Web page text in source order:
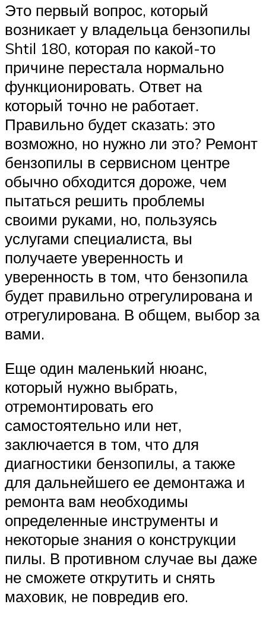
Это первый вопрос, который
возникает у владельца бензопилы
Shtil 180, которая по какой-то
причине перестала нормально
функционировать. Ответ на
который точно не работает.
Правильно будет сказать: это
возможно, но нужно ли это? Ремонт
бензопилы в сервисном центре
обычно обходится дороже, чем
пытаться решить проблемы
своими руками, но, пользуясь
услугами специалиста, вы
получаете уверенность и
уверенность в том, что бензопила
будет правильно отрегулирована и
отрегулирована. В общем, выбор за
вами.
Еще один маленький нюанс,
который нужно выбрать,
отремонтировать его
самостоятельно или нет,
заключается в том, что для
диагностики бензопилы, а также
для дальнейшего ее демонтажа и
ремонта вам необходимы
определенные инструменты и
некоторые знания о конструкции
пилы. В противном случае вы даже
не сможете открутить и снять
маховик, не повредив его.